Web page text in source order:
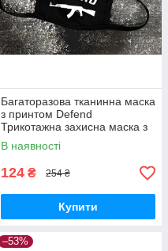
Багаторазова тканинна маска
з принтом Defend
Трикотажна захисна маска з
бавовни Дефенд лого
Дефенд
В наявності
124 ₴ 254 ₴
Купити
–53%